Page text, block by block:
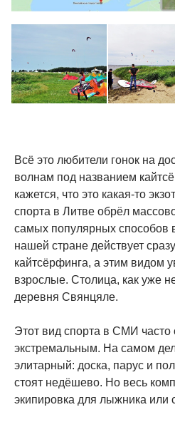
Всё это любители гонок на
волнам под названием
кажется, что это какая-то
спорта в Литве обрёл
самых популярных способов
нашей стране действует
кайтсёрфинга, а этим видом
взрослые. Столица, как уже
деревня Свянцяле.
Этот вид спорта в СМИ
экстремальным. На самом
элитарный: доска, парус и
стоят недёшево. Но весь
экипировка для лыжника или